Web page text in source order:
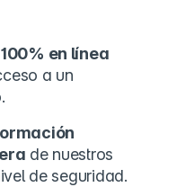
100% en línea
a un
de nuestros
de seguridad.